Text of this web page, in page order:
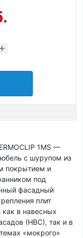
1MS —
с шурупом из
покрытием и
под
фасадный
плит
как в навесных
(НВС), так и в
«мокрого»